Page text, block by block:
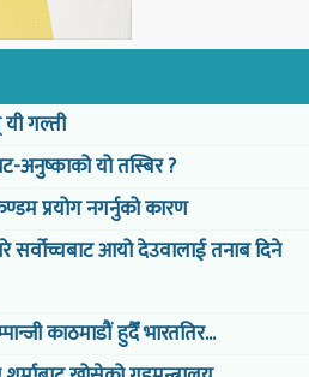
गल्ती
अनुष्काको यो तस्बिर ?
प्रयोग नगर्नुको कारण
सर्वोच्चबाट आयो देउवालाई तनाब दिने
काठमाडौं हुदैँ भारततिर...